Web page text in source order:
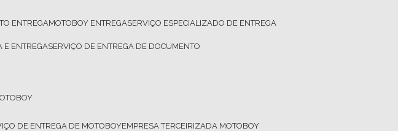
ENTREGA MOTOBOY ENTREGA SERVIÇO ESPECIALIZADO DE ENTREGA
E ENTREGA SERVIÇO DE ENTREGA DE DOCUMENTO
DE ENTREGA DE MOTOBOY EMPRESA TERCEIRIZADA MOTOBOY